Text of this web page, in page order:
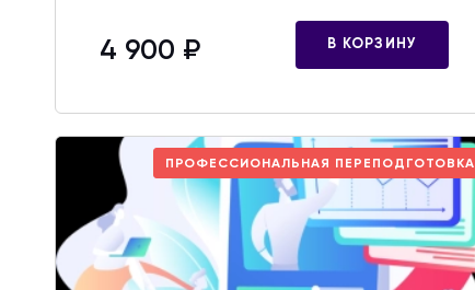
4 900 ₽ В КОРЗИНУ
ПРОФЕССИОНАЛЬНАЯ ПЕРЕПОДГОТОВКА